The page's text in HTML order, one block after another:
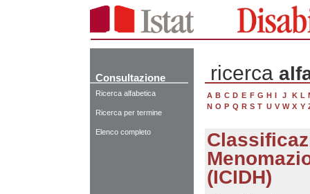
Consultazione
Ricerca alfabetica
Ricerca per termine
Elenco completo
ricerca
A B C D E F G H I J K L
N O P Q R S T U V W X Y
(ICIDH)